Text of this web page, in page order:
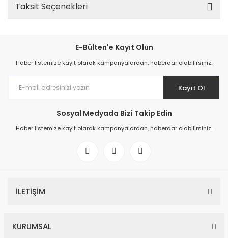
Taksit Seçenekleri
E-Bülten'e Kayıt Olun
Haber listemize kayıt olarak kampanyalardan, haberdar olabilirsiniz.
Kayıt Ol
Sosyal Medyada Bizi Takip Edin
Haber listemize kayıt olarak kampanyalardan, haberdar olabilirsiniz.
İLETİŞİM
KURUMSAL